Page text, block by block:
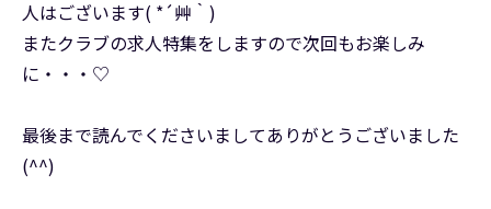
人はございます( *´艸｀)
またクラブの求人特集をしますので次回もお楽しみ
に・・・♡
最後まで読んでくださいましてありがとうございました
(^^)